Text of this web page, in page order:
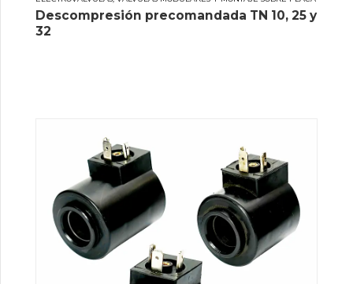
Descompresión precomandada TN 10, 25 y
32